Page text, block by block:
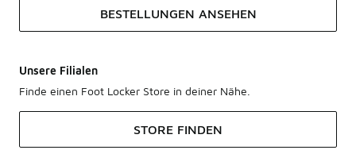
BESTELLUNGEN ANSEHEN
Unsere Filialen
Finde einen Foot Locker Store in deiner Nähe.
STORE FINDEN